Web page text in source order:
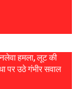
हमला, लूट की
पर उठे गंभीर सवाल